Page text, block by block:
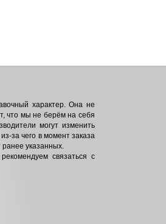
характер. Она не
что мы не берём на себя
могут изменить
за чего в момент заказа
ранее указанных.
связаться с